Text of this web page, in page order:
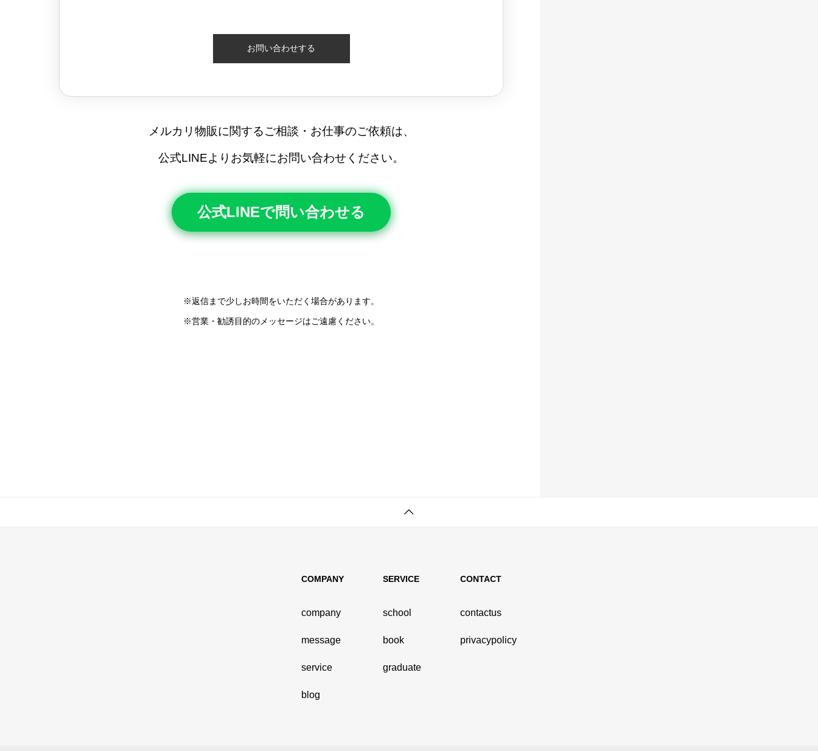
メルカリ物販に関するご相談・お仕事のご依頼は、
公式LINEよりお気軽にお問い合わせください。
公式LINEで問い合わせる
※返信まで少しお時間をいただく場合があります。
※営業・勧誘目的のメッセージはご遠慮ください。
COMPANY
company
message
service
blog
SERVICE
school
book
graduate
CONTACT
contactus
privacypolicy